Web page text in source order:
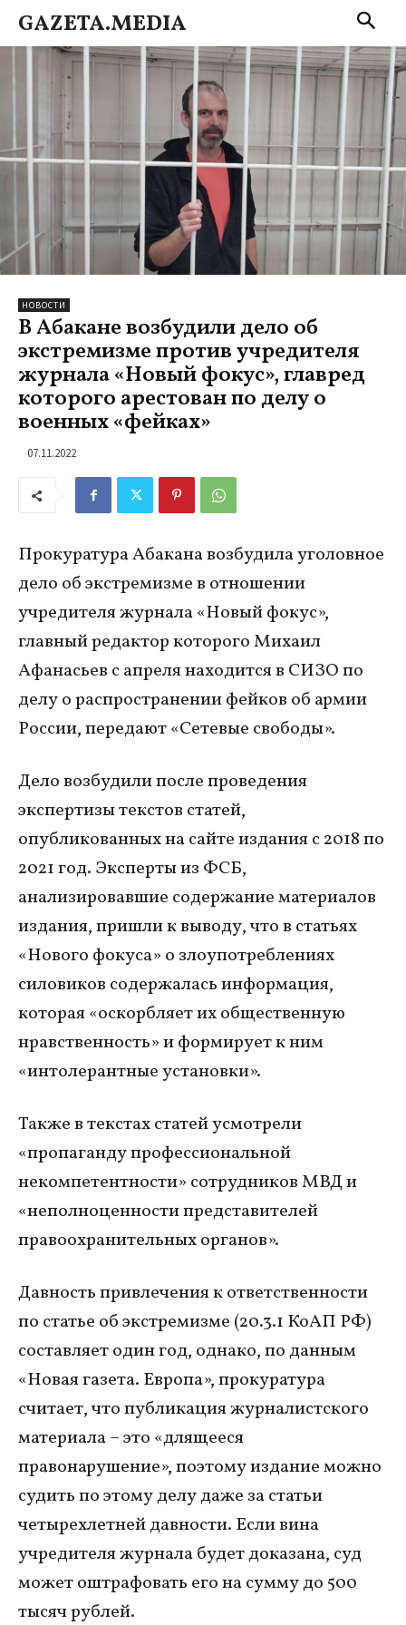
GAZETA.MEDIA
НОВОСТИ
В Абакане возбудили дело об
экстремизме против учредителя
журнала «Новый фокус», главред
которого арестован по делу о
военных «фейках»
07.11.2022
Прокуратура Абакана возбудила уголовное
дело об экстремизме в отношении
учредителя журнала «Новый фокус»,
главный редактор которого Михаил
Афанасьев с апреля находится в СИЗО по
делу о распространении фейков об армии
России, передают «Сетевые свободы».
Дело возбудили после проведения
экспертизы текстов статей,
опубликованных на сайте издания с 2018 по
2021 год. Эксперты из ФСБ,
анализировавшие содержание материалов
издания, пришли к выводу, что в статьях
«Нового фокуса» о злоупотреблениях
силовиков содержалась информация,
которая «оскорбляет их общественную
нравственность» и формирует к ним
«интолерантные установки».
Также в текстах статей усмотрели
«пропаганду профессиональной
некомпетентности» сотрудников МВД и
«неполноценности представителей
правоохранительных органов».
Давность привлечения к ответственности
по статье об экстремизме (20.3.1 КоАП РФ)
составляет один год, однако, по данным
«Новая газета. Европа», прокуратура
считает, что публикация журналистского
материала – это «длящееся
правонарушение», поэтому издание можно
судить по этому делу даже за статьи
четырехлетней давности.​ Если вина
учредителя журнала будет доказана, суд
может оштрафовать его на сумму до 500
тысяч рублей.